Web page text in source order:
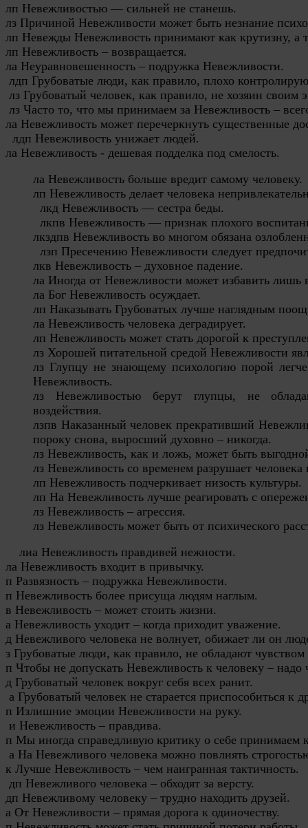
лп Невежливостью — сильней не станешь.
лз Причиной Невежливости может быть незнание
лп Невежды Невежливость принимают как крутизну, а
лп Невежливость – возвращается.
ла Неуравновешенность – подружка Невежливости.
лдп Грубоватые люди, как правило, плохо
лз Грубоватый человек, как правило, не хозяин своим
лз Часто то, что мы принимаем за Невежливость –
ла Невежливость может перечеркнуть существенные
  лдп Невежливость унижает людей.
ла Невежливость - дешевая подделка под смелость.
ла Невежливость больше вредит самому человеку.
лп Невежливость делает человека
лкд Невежливость — сестра беды.
лкпв Невежливость — признак плохого
лкздпв Невежливость во многом обязана
лзп Пресечению Невежливости следует
лкв Невежливость – духовное падение.
ла Иногда от Невежливости может избавить лишь
ла Бог Невежливость осуждает.
лп Наказывать Грубоватых лучше наглядным
ла Невежливость человека деградирует.
лп Невежливость может стать дорогой к
лз Хорошей питательной средой Невежливости
лз Глупцу не знающему психологию порой
Невежливость.
лз Невежливостью берут глупцы, не
воздействия.
лзпв Наказанный человек прекративший
пороку снова, выросший духовно – никогда.
лз Невежливость, как и ложь, может быть
лз Невежливость со временем разрушает человека
лп Невежливость подчеркивает низость культуры.
лп На Невежливость лучше реагировать с
лз Невежливость – агрессия.
лз Невежливость может быть от психического
лиа Невежливость правдивей нежности.
ла Невежливость входит в привычку.
п Развязность – подружка Невежливости.
п Невежливость более присуща людям наглым.
в Невежливость – может стоить жизни.
а Невежливость уходит – когда приходит уважение.
д Невежливого человека не волнует, обижает ли он
з Грубоватые люди, как правило, не обладают
п Чтобы не допускать Невежливость к человеку – надо
д Грубоватый человек вокруг себя всех ранит.
а Грубоватый человек не старается приспособиться к
п Излишние эмоции Невежливости на руку.
и Невежливость – правдива.
п Мы иногда справедливую критику о себе принимаем
а На Невежливого человека можно повлиять
к Лучше Невежливость – чем наигранная тактичность.
дп Невежливого человека – обходят за версту.
дп Невежливому человеку – трудно находить друзей.
а От Невежливости – прямая дорога к одиночеству.